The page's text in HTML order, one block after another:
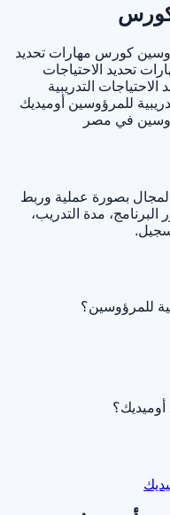
كورس مهارات تحديد
تحديد الاحتياجات
التدريبية
للمرؤوسين أوميديك
في مصر
بصورة عملية وربط
مدة التدريب،
للمرؤوسين؟